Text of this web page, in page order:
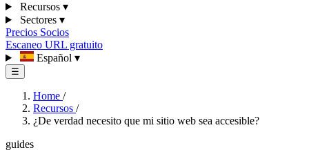
Recursos ▾
Sectores ▾
Precios Socios
Escaneo URL gratuito
Español ▾
☰
Home /
Recursos /
¿De verdad necesito que mi sitio web sea accesible?
guides